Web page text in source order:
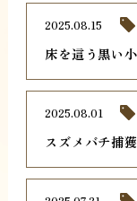
床を這う黒い
2025.08.15
スズメバチ捕
2025.08.01